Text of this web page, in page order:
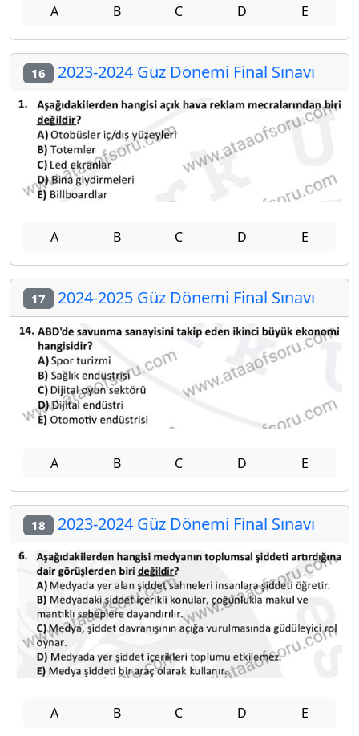
A B C D E
16 2023-2024 Güz Dönemi Final Sınavı
A B C D E
17 2024-2025 Güz Dönemi Final Sınavı
A B C D E
18 2023-2024 Güz Dönemi Final Sınavı
A B C D E